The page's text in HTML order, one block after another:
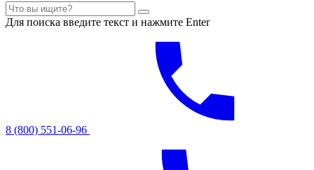
Для поиска введите текст и нажмите Enter
8 (800) 551-06-96